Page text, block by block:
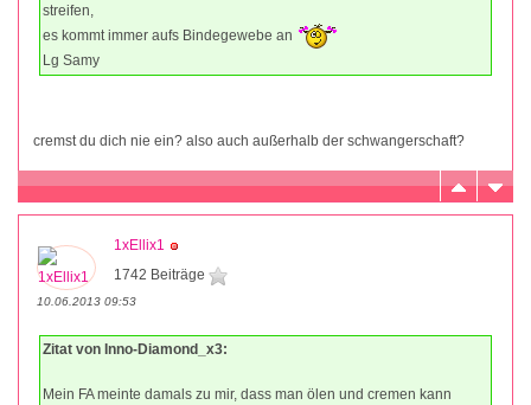
streifen,
es kommt immer aufs Bindegewebe an
Lg Samy
cremst du dich nie ein? also auch außerhalb der schwangerschaft?
1xEllix1
1742 Beiträge
10.06.2013 09:53
Zitat von Inno-Diamond_x3:
Mein FA meinte damals zu mir, dass man ölen und cremen kann